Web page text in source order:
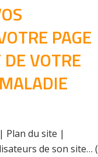
PAGE
VOTRE
Plan du site |
de son site… (